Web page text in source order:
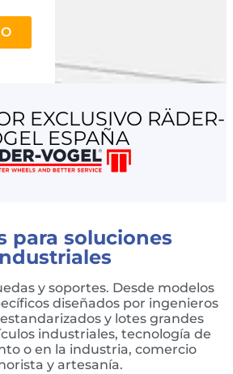
EXCLUSIVO RÄDER-
ESPAÑA
para soluciones
y soportes. Desde modelos
diseñados por ingenieros
y lotes grandes
industriales, tecnología de
o en la industria, comercio
y artesanía.